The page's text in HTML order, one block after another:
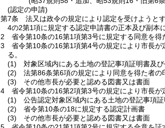
(認定の申請)
第7条
法又は政令の規定により認定を受けようと
4の2第1項に規定する認定申請書の正本及び副本に
2
省令第10条の16第1項第3号に規定する同意を得
3
省令第10条の16第1項第4号の規定により市長
る。
(1)
対象区域内にある土地の登記事項証明書及
(2)
法第86条第6項の規定により同意を得た者の
(3)
その他市長が必要と認める図書又は書面
4
省令第10条の16第2項第3号の規定により市長
(1)
公告認定対象区域内にある土地の登記事項
(2)
省令第10条の18に規定する認定計画書
(3)
その他市長が必要と認める図書又は書面